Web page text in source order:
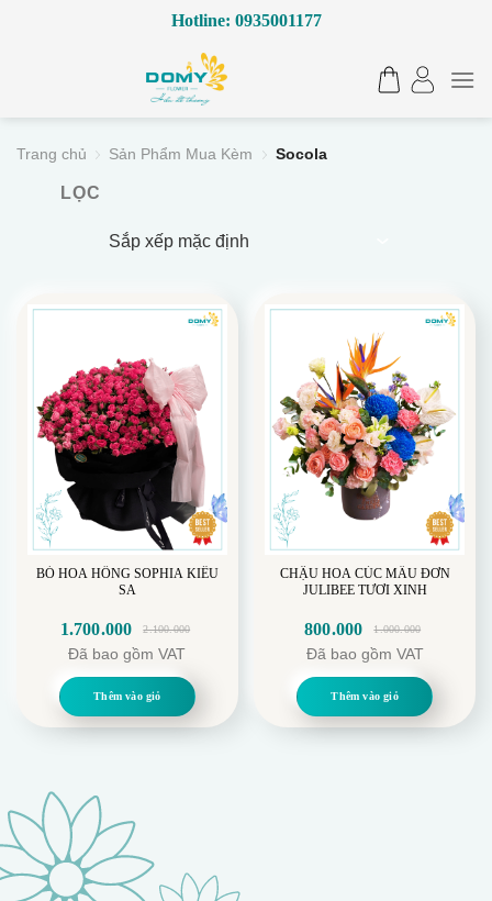
Hotline: 0935001177
Trang chủ Sản Phẩm Mua Kèm Socola
LỌC
BÓ HOA HỒNG SOPHIA KIÊU
SA
2.100.000
gốc
là:
2.100.000.
1.700.000
hiện
tại
là:
Đã bao gồm VAT
Thêm vào giỏ
CHẬU HOA CÚC MẪU ĐƠN
JULIBEE TƯƠI XINH
1.000.000
gốc
là:
1.000.000.
800.000
hiện
tại
là:
Đã bao gồm VAT
Thêm vào giỏ